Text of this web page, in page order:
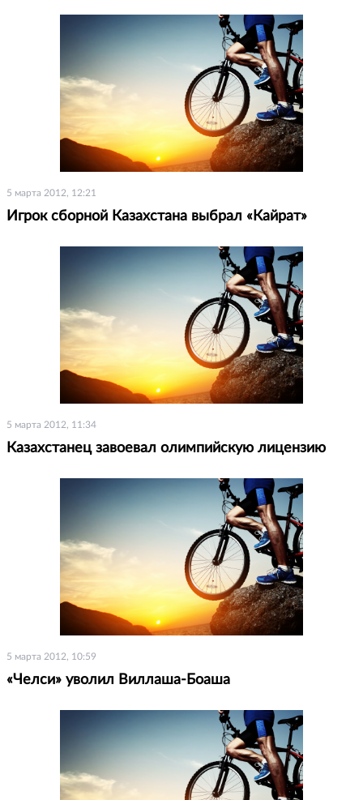
5 марта 2012, 12:21
Игрок сборной Казахстана выбрал «Кайрат»
5 марта 2012, 11:34
Казахстанец завоевал олимпийскую лицензию
5 марта 2012, 10:59
«Челси» уволил Виллаша-Боаша